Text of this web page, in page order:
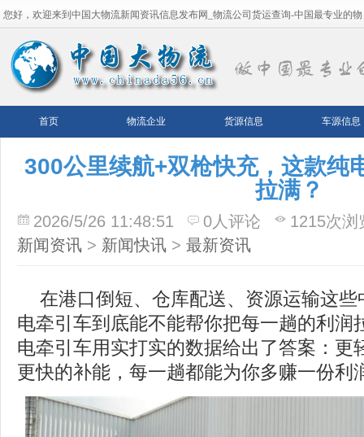
您好，欢迎来到中国大物流新闻资讯信息发布网_物流公司货运查询-中国最专业的物
流平台！
首页 物流企业 货源信息 车源信息
300公里续航+双枪快充，这款纯
拉满？
2026/5/26 11:48:51 0人评论
1215次浏
新闻资讯 > 新闻快讯 > 最新资讯
在港口倒短、仓库配送、资源运输这
电牵引车到底能不能帮你把每一趟的利润
电牵引车用实打实的数据给出了答案：更
更快的补能，每一趟都能为你多赚一份利